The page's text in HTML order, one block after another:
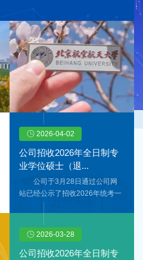
由此所产生的结果...
2026-04-02
公司招收2026年全日制专
业学位硕士（退...
公司于3月28日通过公司网
站已经公示了招收2026年统考一
志愿硕士研究生的复试成绩及排
（退役老员工士兵专项计划）指
标1个，依据公司招收一志愿统考
生录取原则，现拟录取退役老员
2026-03-28
公司招收2026年全日制专